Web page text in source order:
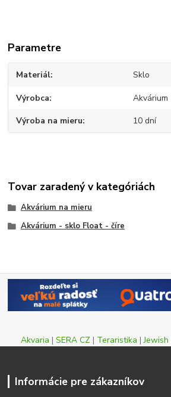
Parametre
Materiál Sklo
Výrobca Akvárium
Výroba na mieru 10 dní
Tovar zaradený v kategóriách
Akvárium na mieru
Akvárium - sklo Float - číre
Akvaria | SERA CZ | Teraristika |Jewish
Informácie pre zákazníkov